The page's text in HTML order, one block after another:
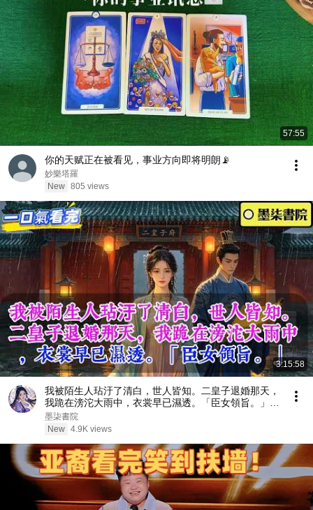
57:55
你的天赋正在被看见，事业方向即将明朗📡
妙樂塔羅
New 805 views
3:15:58
我被陌生人玷汙了清白，世人皆知。二皇子退婚那天，
我跪在滂沱大雨中，衣裳早已濕透。「臣女領旨。」#
古代言情，#爽文，#女主逆袭，#小说推荐，#热门小
说，#一口气看完
墨柒書院
New 4.9K views